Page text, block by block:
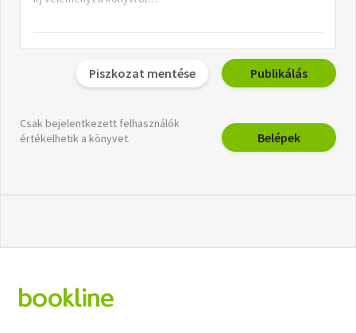
Piszkozat mentése Publikálás
Csak bejelentkezett felhasználók
értékelhetik a könyvet.
Belépek